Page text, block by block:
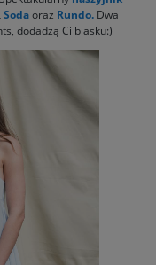
,Sodaoraz Rundo. Dwa
dodadzą Ci blasku:)